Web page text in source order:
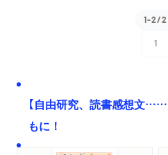
1-2/2
1
【自由研究、読書感想文……
もに！